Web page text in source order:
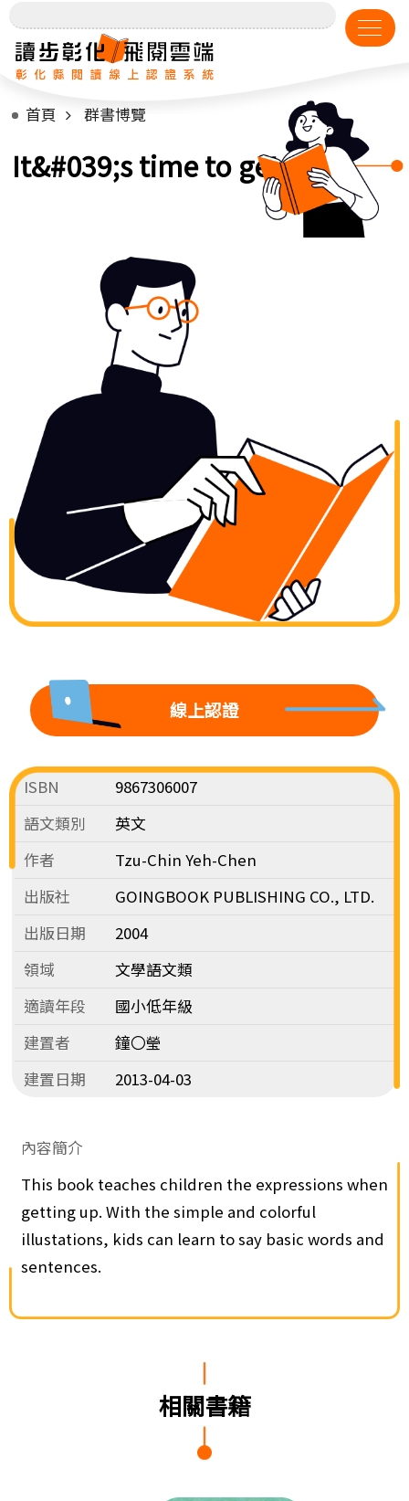
首頁 群書博覽
It&#039;s time to get up!
線上認證
ISBN
9867306007
語文類別
英文
作者
Tzu-Chin Yeh-Chen
出版社
GOINGBOOK PUBLISHING CO., LTD.
出版日期
2004
領域
文學語文類
適讀年段
國小低年級
建置者
鐘〇瑩
建置日期
2013-04-03
內容簡介
This book teaches children the expressions when
getting up. With the simple and colorful
illustations, kids can learn to say basic words and
sentences.
相關書籍